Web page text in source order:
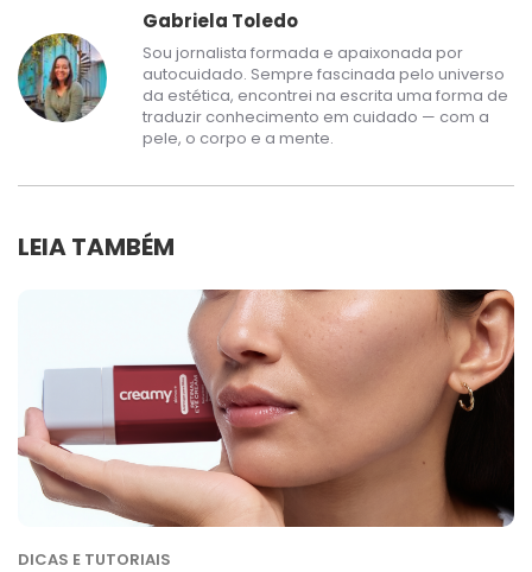
Gabriela Toledo
Sou jornalista formada e apaixonada por
autocuidado. Sempre fascinada pelo universo
da estética, encontrei na escrita uma forma de
traduzir conhecimento em cuidado — com a
pele, o corpo e a mente.
LEIA TAMBÉM
DICAS E TUTORIAIS